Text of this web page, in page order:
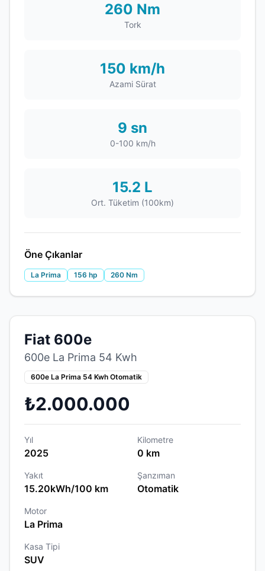
260 Nm
Tork
150 km/h
Azami Sürat
9 sn
0-100 km/h
15.2 L
Ort. Tüketim (100km)
Öne Çıkanlar
La Prima 156 hp 260 Nm
Fiat 600e
600e La Prima 54 Kwh
600e La Prima 54 Kwh Otomatik
₺2.000.000
Yıl
2025
Kilometre
0 km
Yakıt
15.20kWh/100 km
Şanzıman
Otomatik
Motor
La Prima
Kasa Tipi
SUV